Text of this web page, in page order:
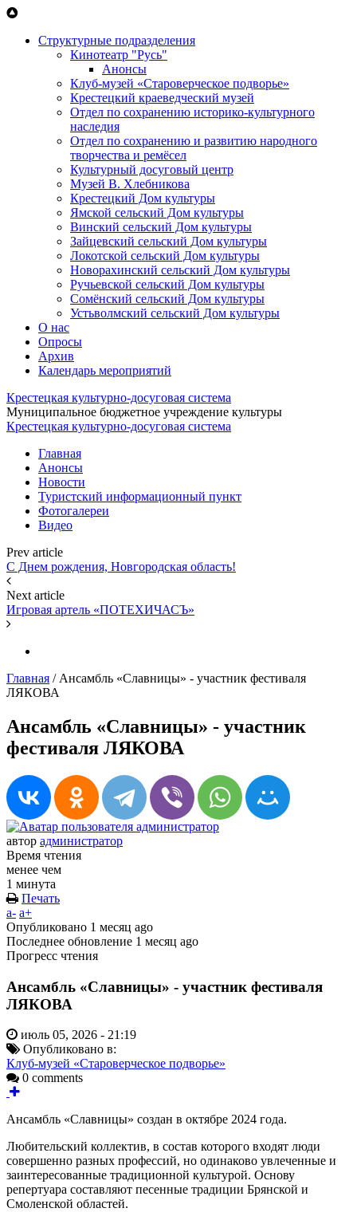
Перейти к основному содержанию
Структурные подразделения
Кинотеатр "Русь"
Анонсы
Клуб-музей «Староверческое подворье»
Крестецкий краеведческий музей
Отдел по сохранению историко-культурного
наследия
Отдел по сохранению и развитию народного
творчества и ремёсел
Культурный досуговый центр
Музей В. Хлебникова
Крестецкий Дом культуры
Ямской сельский Дом культуры
Винский сельский Дом культуры
Зайцевский сельский Дом культуры
Локотской сельский Дом культуры
Новорахинский сельский Дом культуры
Ручьевской сельский Дом культуры
Сомёнский сельский Дом культуры
Устьволмский сельский Дом культуры
О нас
Опросы
Архив
Календарь мероприятий
Крестецкая культурно-досуговая система
Муниципальное бюджетное учреждение культуры
Крестецкая культурно-досуговая система
Главная
Анонсы
Новости
Туристский информационный пункт
Фотогалереи
Видео
Prev article
С Днем рождения, Новгородская область!
Next article
Игровая артель «ПОТЕХИЧАСЪ»
Главная / Ансамбль «Славницы» - участник фестиваля
ЛЯКОВА
Ансамбль «Славницы» - участник
фестиваля ЛЯКОВА
автор администратор
Время чтения
менее чем
1 минута
Печать
a- a+
Опубликовано 1 месяц ago
Последнее обновление 1 месяц ago
Прогресс чтения
Ансамбль «Славницы» - участник фестиваля
ЛЯКОВА
июль 05, 2026 - 21:19
Опубликовано в:
Клуб-музей «Староверческое подворье»
0 comments
Ансамбль «Славницы» создан в октябре 2024 года.
Любительский коллектив, в состав которого входят люди
совершенно разных профессий, но одинаково увлеченные и
заинтересованные традиционной культурой. Основу
репертуара составляют песенные традиции Брянской и
Смоленской областей.